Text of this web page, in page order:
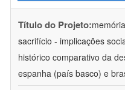
Título do Projeto:
sacrifício - implicações
histórico comparativo da
espanha (país basco) e